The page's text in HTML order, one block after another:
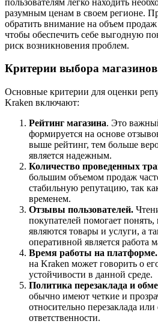
разумным ценам в своем регионе.
обратить внимание на объем
чтобы обеспечить себе выгодную
риск возникновения проблем.
Критерии выбора
Основные критерии для оценки
Kraken включают:
Рейтинг магазина. Это
формируется на основе
выше рейтинг, тем больше
является надежным.
Количество проведенных
большим объемом продаж
стабильную репутацию, так
временем.
Отзывы пользователей.
покупателей помогает
являются товары и услуги, а
оперативной является работа
Время работы на платформе.
на Kraken может говорить о
устойчивости в данной среде.
Политика перезаклада и
обычно имеют четкие и
относительно перезаклада
ответственности.